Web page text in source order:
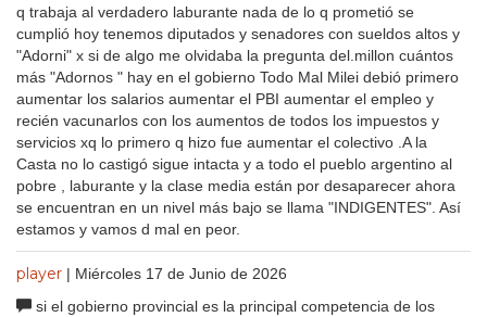
q trabaja al verdadero laburante nada de lo q prometió se
cumplió hoy tenemos diputados y senadores con sueldos altos y
"Adorni" x si de algo me olvidaba la pregunta del.millon cuántos
más "Adornos " hay en el gobierno Todo Mal Milei debió primero
aumentar los salarios aumentar el PBI aumentar el empleo y
recién vacunarlos con los aumentos de todos los impuestos y
servicios xq lo primero q hizo fue aumentar el colectivo .A la
Casta no lo castigó sigue intacta y a todo el pueblo argentino al
pobre , laburante y la clase media están por desaparecer ahora
se encuentran en un nivel más bajo se llama "INDIGENTES". Así
estamos y vamos d mal en peor.
player | Miércoles 17 de Junio de 2026
si el gobierno provincial es la principal competencia de los